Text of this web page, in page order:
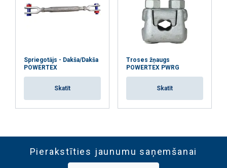
Spriegotājs - Dakša/Dakša
POWERTEX
Skatīt
Troses žņaugs
POWERTEX PWRG
Skatīt
Pierakstīties jaunumu saņemšanai